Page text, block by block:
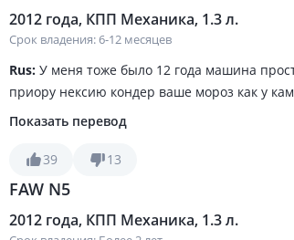
2012 года, КПП Механика, 1.3 л.
Срок владения: 6-12 месяцев
Rus: У меня тоже было 12 года машина
приору нексию кондер ваше мороз как у
Показать перевод
39 13
FAW N5
2012 года, КПП Механика, 1.3 л.